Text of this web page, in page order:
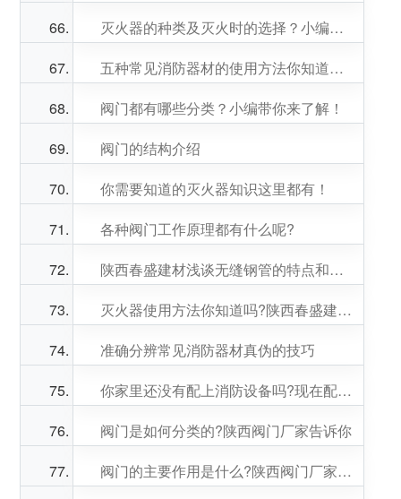
灭火器的种类及灭火时的选择？小编带大家来了解！
五种常见消防器材的使用方法你知道吗？小编带大家来了解！
阀门都有哪些分类？小编带你来了解！
阀门的结构介绍
你需要知道的灭火器知识这里都有！
各种阀门工作原理都有什么呢?
陕西春盛建材浅谈无缝钢管的特点和应用
灭火器使用方法你知道吗?陕西春盛建材告诉你
准确分辨常见消防器材真伪的技巧
你家里还没有配上消防设备吗?现在配还不晚!
阀门是如何分类的?陕西阀门厂家告诉你
阀门的主要作用是什么?陕西阀门厂家告诉你